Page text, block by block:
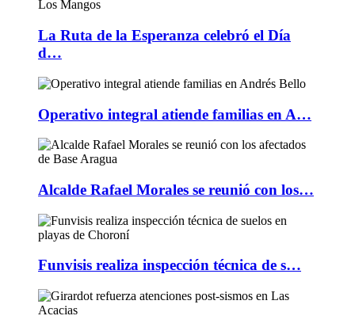
La Ruta de la Esperanza celebró el Día
d…
Operativo integral atiende familias en A…
Alcalde Rafael Morales se reunió con los…
Funvisis realiza inspección técnica de s…